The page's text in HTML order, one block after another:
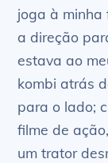
joga à minha
a direção
estava ao
kombi atrás
para o lado;
filme de
um trator